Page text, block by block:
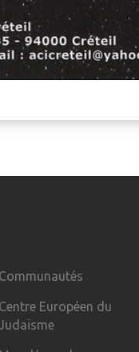
Communautés
Centre Européen du